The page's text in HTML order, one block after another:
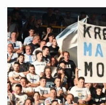
Započela je prodaja članskih